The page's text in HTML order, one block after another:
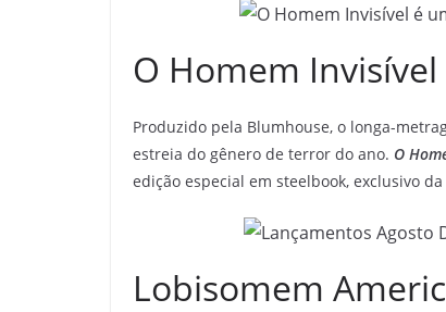
O Homem
Produzido pela Blumhouse, o longa-
estreia do gênero de terror do ano. O
edição especial em steelbook, exclusivo
Lobisomem